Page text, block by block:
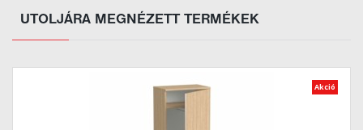
UTOLJÁRA MEGNÉZETT TERMÉKEK
Akció